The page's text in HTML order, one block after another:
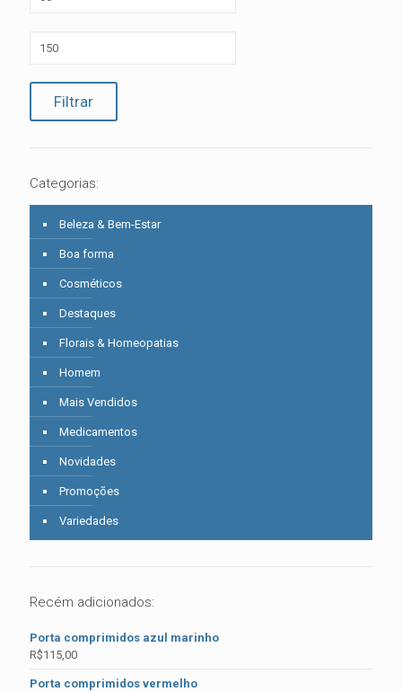
mínimo
máximo
Filtrar
Categorias:
Beleza & Bem-Estar
Boa forma
Cosméticos
Destaques
Florais & Homeopatias
Homem
Mais Vendidos
Medicamentos
Novidades
Promoções
Variedades
Recém adicionados:
Porta comprimidos azul marinho
R$115,00
Porta comprimidos vermelho